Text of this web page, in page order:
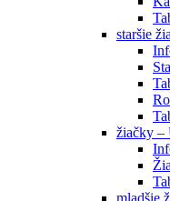
staršie
žiačky –
mladšie